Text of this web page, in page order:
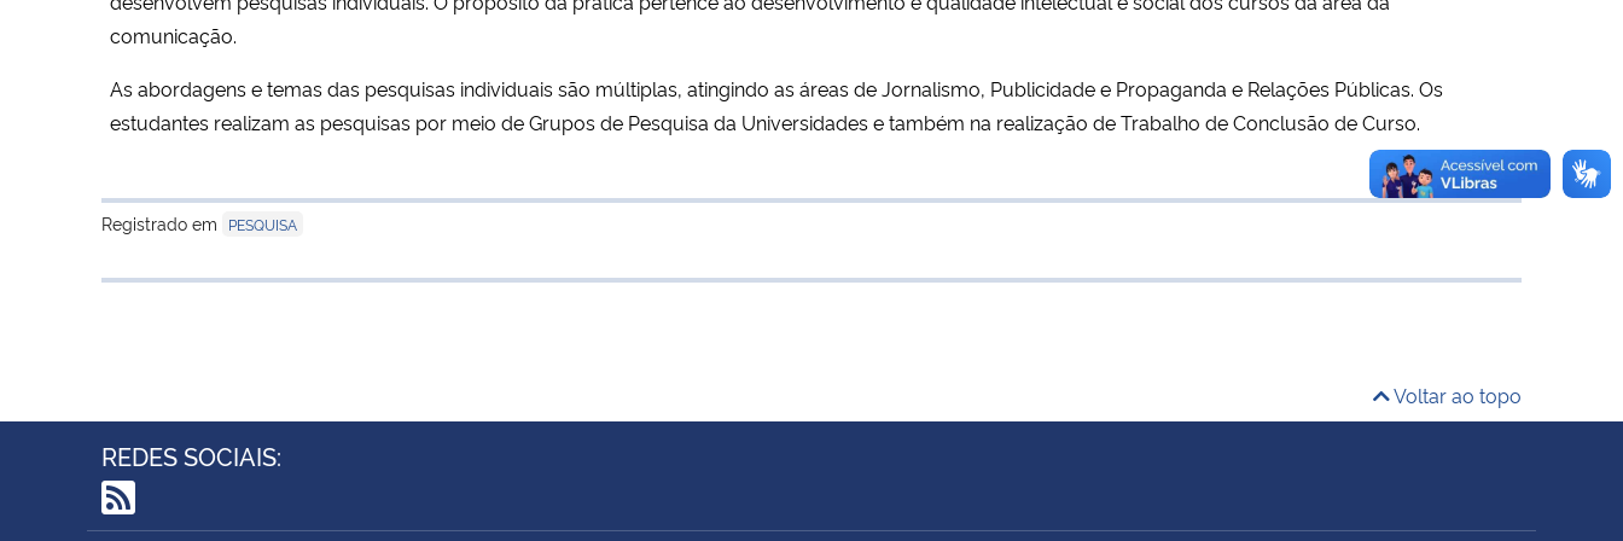
comunicação.
As abordagens e temas das pesquisas individuais são múltiplas, atingindo as áreas de Jornalismo, Publicidade e Propaganda e Relações Públicas. Os
estudantes realizam as pesquisas por meio de Grupos de Pesquisa da Universidades e também na realização de Trabalho de Conclusão de Curso.
Registrado em PESQUISA
Voltar ao topo
REDES SOCIAIS: